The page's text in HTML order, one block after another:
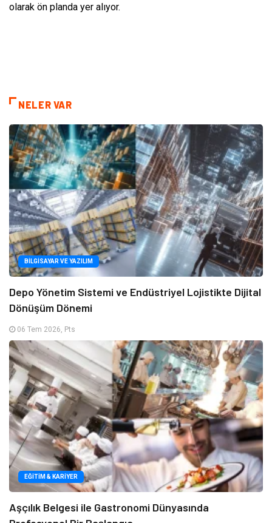
olarak ön planda yer alıyor.
NELER VAR
BILGISAYAR VE YAZILIM
Depo Yönetim Sistemi ve Endüstriyel Lojistikte Dijital
Dönüşüm Dönemi
06 Tem 2026, Pts
EĞITIM & KARIYER
Aşçılık Belgesi ile Gastronomi Dünyasında